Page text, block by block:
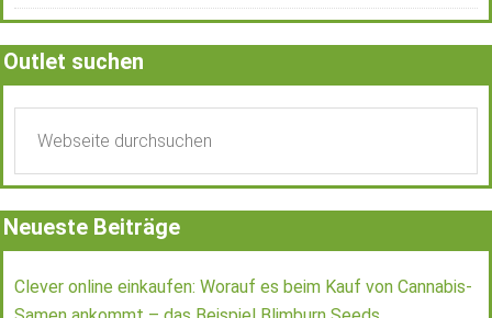
Outlet suchen
Neueste Beiträge
Clever online einkaufen: Worauf es beim Kauf von Cannabis-